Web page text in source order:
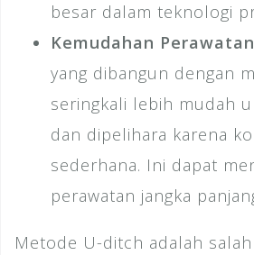
besar dalam teknologi
Kemudahan
yang dibangun dengan
seringkali lebih mudah
dan dipelihara karena
sederhana. Ini dapat
perawatan jangka
Metode U-ditch adalah